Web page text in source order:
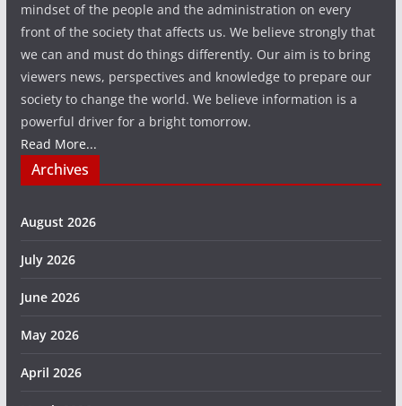
mindset of the people and the administration on every
front of the society that affects us. We believe strongly that
we can and must do things differently. Our aim is to bring
viewers news, perspectives and knowledge to prepare our
society to change the world. We believe information is a
powerful driver for a bright tomorrow.
Read More...
Archives
August 2026
July 2026
June 2026
May 2026
April 2026